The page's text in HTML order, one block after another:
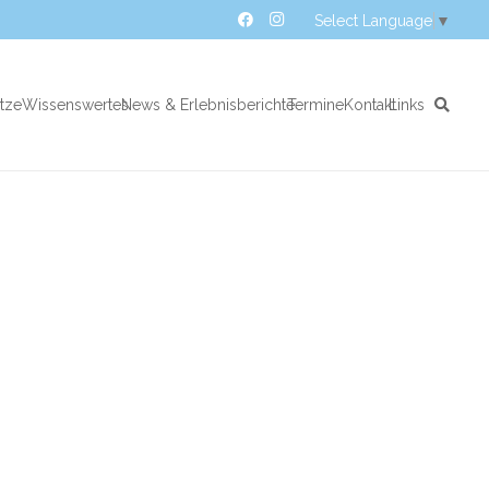
Select Language ▼
WissenswertesNews & ErlebnisberichteTermineKontaktLinks